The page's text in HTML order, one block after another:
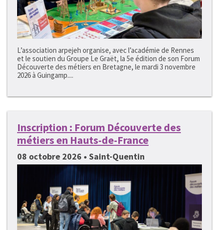
L’association arpejeh organise, avec l’académie de Rennes
et le soutien du Groupe Le Graët, la 5e édition de son Forum
Découverte des métiers en Bretagne, le mardi 3 novembre
2026 à Guingamp....
Inscription : Forum Découverte des
métiers en Hauts-de-France
08 octobre 2026 • Saint-Quentin